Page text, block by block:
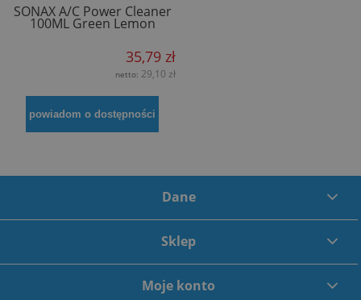
SONAX A/C Power Cleaner
100ML Green Lemon
35,79 zł
netto: 29,10 zł
powiadom o dostępności
Dane
Sklep
Moje konto